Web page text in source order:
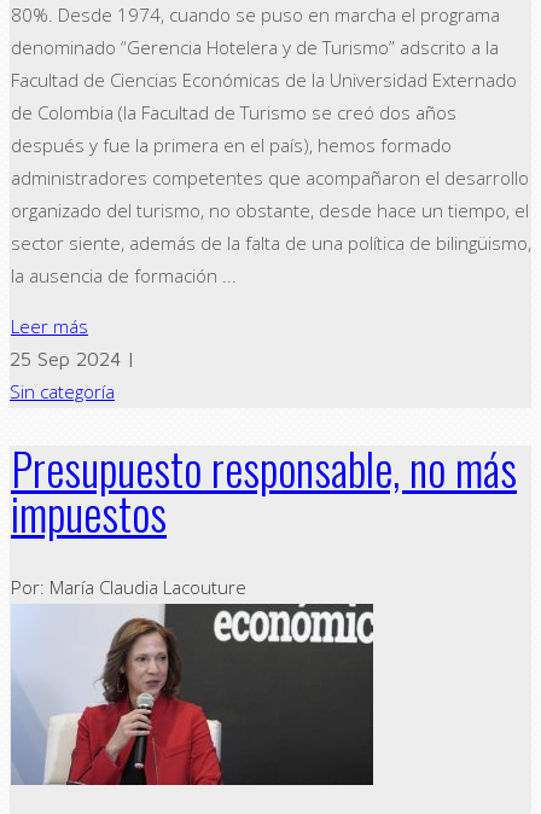
80%. Desde 1974, cuando se puso en marcha el programa
denominado “Gerencia Hotelera y de Turismo” adscrito a la
Facultad de Ciencias Económicas de la Universidad Externado
de Colombia (la Facultad de Turismo se creó dos años
después y fue la primera en el país), hemos formado
administradores competentes que acompañaron el desarrollo
organizado del turismo, no obstante, desde hace un tiempo, el
sector siente, además de la falta de una política de bilingüismo,
la ausencia de formación ...
Leer más
25 Sep 2024 |
Sin categoría
Presupuesto responsable, no más
impuestos
Por: María Claudia Lacouture